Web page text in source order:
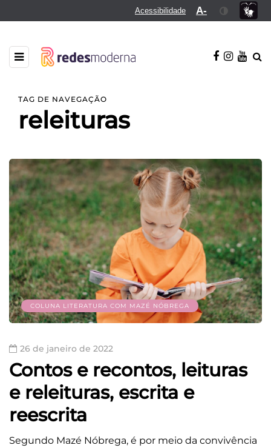
Acessibilidade A-
TAG DE NAVEGAÇÃO
releituras
COLUNA LITERATURA COM MAZÉ NÓBREGA
26 de janeiro de 2022
Contos e recontos, leituras
e releituras, escrita e
reescrita
Segundo Mazé Nóbrega, é por meio da convivência